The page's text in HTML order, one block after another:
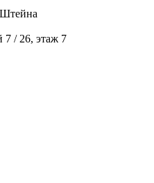
/ 26, этаж 7